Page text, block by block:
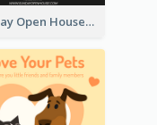
Sunday Open House Instagram Post